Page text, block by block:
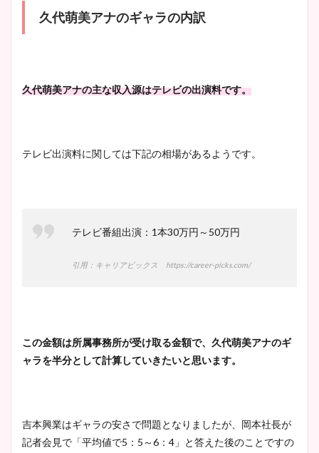
イエット方は？昔と現在を画
豊島実季アナのカップ画像ま
宇賀神メグアナのニット画像
池谷実悠アナのメガネ画像が
久代萌美アナのギャラの内訳
久代萌美アナの主な収入源はテレビの出演料です。
テレビ出演料に関しては下記の相場があるようです。
テレビ番組出演：1本30万円～50万円
引用：キャリアビックス https://career-picks.com/
この金額は所属事務所が受け取る金額で、久代萌美アナのギ
ャラを半分として計算していきたいと思います。
吉本興業はギャラの安さで問題となりましたが、岡本社長が
記者会見で「平均値で5：5～6：4」と答えた後のことですの